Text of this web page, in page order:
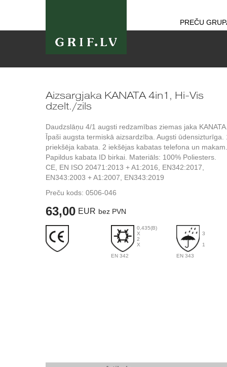
PREČU
Aizsargjaka KANATA 4in1, Hi-Vis
dzelt./zils
Daudzslāņu 4/1 augsti redzamības ziemas jaka
Īpaši augsta termiskā aizsardzība. Augsti ūdensizturīga.
priekšēja kabata. 2 iekšējas kabatas telefona un makam.
Papildus kabata ID birkai. Materiāls: 100% Poliesters.
CE, EN ISO 20471:2013 + A1:2016, EN342:2017,
EN343:2003 + A1:2007, EN343:2019
Preču kods: 0506-046
63,00 EUR bez PVN
0,435(B)
X
2
X
EN 342
3
1
EN 343